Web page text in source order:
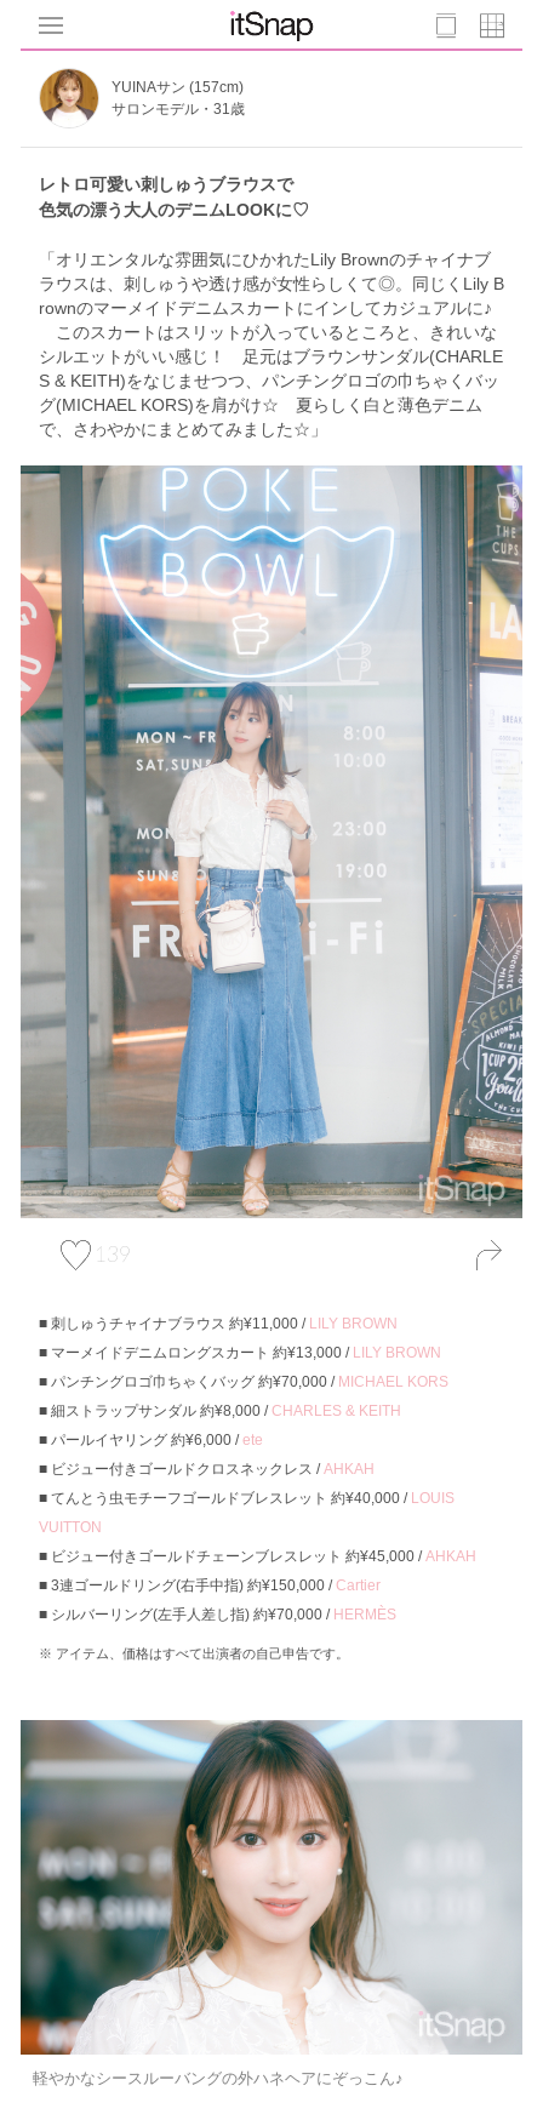
YUINAサン (157cm)
サロンモデル・31歳
レトロ可愛い刺しゅうブラウスで
色気の漂う大人のデニムLOOKに♡
「オリエンタルな雰囲気にひかれたLily Brownのチャイナブ
ラウスは、刺しゅうや透け感が女性らしくて◎。同じくLily B
rownのマーメイドデニムスカートにインしてカジュアルに♪
このスカートはスリットが入っているところと、きれいな
シルエットがいい感じ！ 足元はブラウンサンダル(CHARLE
S & KEITH)をなじませつつ、パンチングロゴの巾ちゃくバッ
グ(MICHAEL KORS)を肩がけ☆ 夏らしく白と薄色デニム
で、さわやかにまとめてみました☆」
139
刺しゅうチャイナブラウス 約¥11,000 / LILY BROWN
マーメイドデニムロングスカート 約¥13,000 / LILY BROWN
パンチングロゴ巾ちゃくバッグ 約¥70,000 / MICHAEL KORS
細ストラップサンダル 約¥8,000 /CHARLES & KEITH
パールイヤリング 約¥6,000 /ete
ビジュー付きゴールドクロスネックレス /AHKAH
てんとう虫モチーフゴールドブレスレット 約¥40,000 / LOUIS
VUITTON
ビジュー付きゴールドチェーンブレスレット 約¥45,000 /AHKAH
3連ゴールドリング(右手中指) 約¥150,000 /Cartier
シルバーリング(左手人差し指) 約¥70,000 / HERMÈS
アイテム、価格はすべて出演者の自己申告です。
軽やかなシースルーバングの外ハネヘアにぞっこん♪